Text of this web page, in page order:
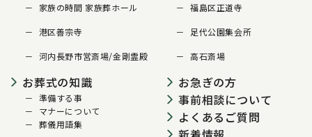
家族の時間 家族葬ホール 福島区正道寺
港区善宗寺 足代公園集会所
河内長野市営斎場/金剛霊殿 高石斎場
お葬式の知識
準備する事
マナーについて
葬儀用語集
お急ぎの方
事前相談について
よくあるご質問